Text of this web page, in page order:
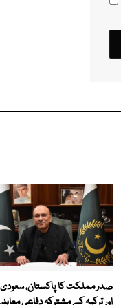
صدر مملکت کا پاکستان،